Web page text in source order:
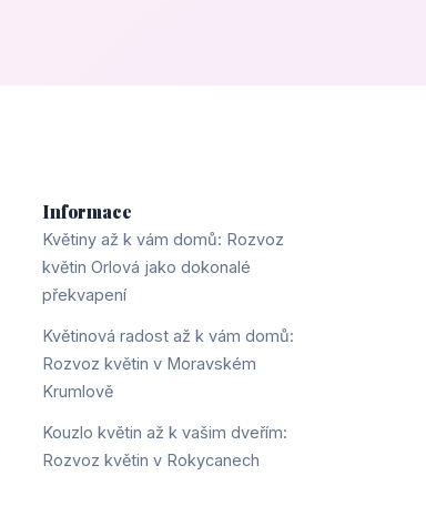
Informace
Květiny až k vám domů: Rozvoz
květin Orlová jako dokonalé
překvapení
Květinová radost až k vám domů:
Rozvoz květin v Moravském
Krumlově
Kouzlo květin až k vašim dveřím:
Rozvoz květin v Rokycanech